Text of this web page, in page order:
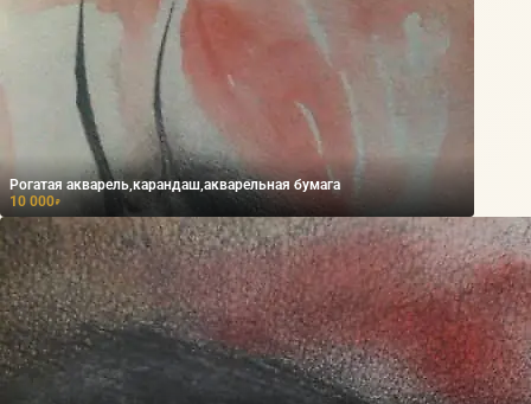
Рогатая акварель,карандаш,акварельная бумага
10 000₽